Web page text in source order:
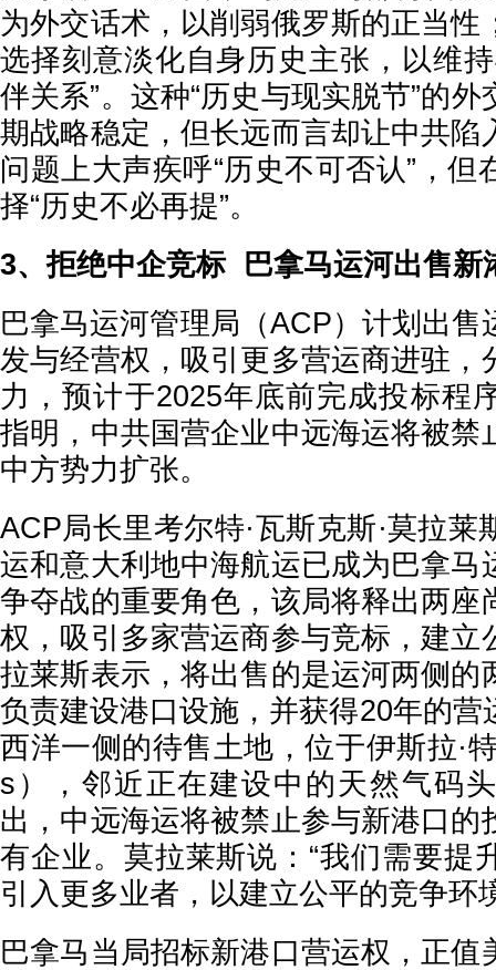
为外交话术，以削弱俄罗斯的正当性
选择刻意淡化自身历史主张，以维
伴关系”。这种“历史与现实脱节”的
期战略稳定，但长远而言却让中共陷
问题上大声疾呼“历史不可否认”，但
择“历史不必再提”。
3、拒绝中企竞标 巴拿马运河出售
巴拿马运河管理局（ACP）计划出售
发与经营权，吸引更多营运商进驻，
力，预计于2025年底前完成投标程
指明，中共国营企业中远海运将被禁
中方势力扩张。
ACP局长里考尔特·瓦斯克斯·莫拉莱
运和意大利地中海航运已成为巴拿马
争夺战的重要角色，该局将释出两座
权，吸引多家营运商参与竞标，建立
拉莱斯表示，将出售的是运河两侧的
负责建设港口设施，并获得20年的营
西洋一侧的待售土地，位于伊斯拉·
s），邻近正在建设中的天然气码
出，中远海运将被禁止参与新港口的
有企业。莫拉莱斯说：“我们需要提
引入更多业者，以建立公平的竞争环
巴拿马当局招标新港口营运权，正值